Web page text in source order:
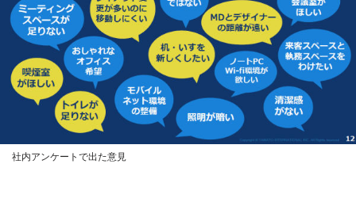
社内アンケートで出た意見